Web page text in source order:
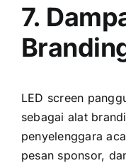
7.
LED screen
ѕеbаgаі alat
penyelenggara
pesan sponsor,